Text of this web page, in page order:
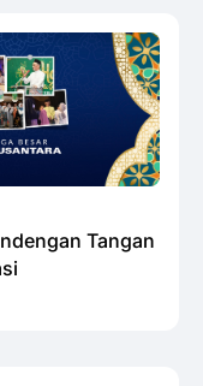
Tangan